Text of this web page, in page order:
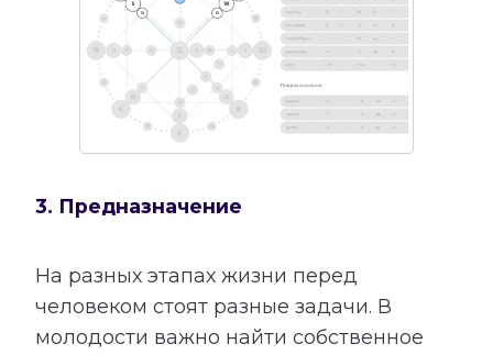
3. Предназначение
На разных этапах жизни перед
человеком стоят разные задачи. В
молодости важно найти собственное